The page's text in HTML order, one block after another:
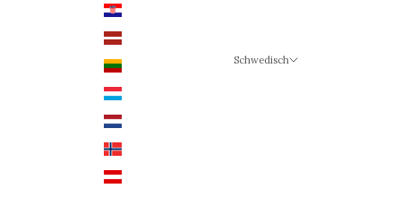
Kroatien (EUR €)
Lettland (EUR €)
Litauen (EUR €)
Luxemburg (EUR €)
Niederlande (EUR €)
Norwegen (NOK)
Österreich (EUR €)
Schwedisch